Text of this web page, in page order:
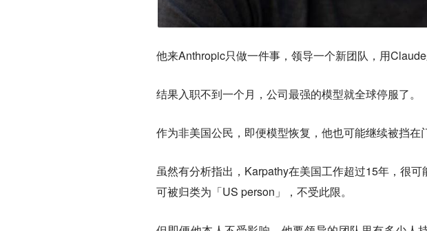
他来Anthropic只做一件事，领导一个新团队，用
结果入职不到一个月，公司最强的模型就全球停服了。
作为非美国公民，即便模型恢复，他也可能继续被挡在
虽然有分析指出，Karpathy在美国工作超过15年，很
可被归类为「US person」，不受此限。